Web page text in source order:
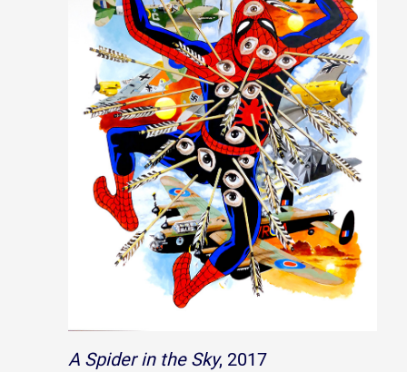
Collection vidéos
Candidater
Contact
A Spider in the Sky, 2017